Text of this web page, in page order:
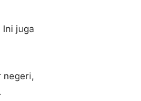
Ini juga
negeri,